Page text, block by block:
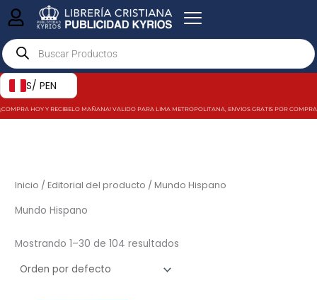
contenido
Products
search
S/ PEN
¡COMPRA HOY Y RECIBELO MAÑANA! VALIDO PARA LIMA METROPOLITANA, ENVIOS GRATIS POR
Inicio / Editorial del producto / Mundo Hispano
Mundo Hispano
Mostrando 1–30 de 104 resultados